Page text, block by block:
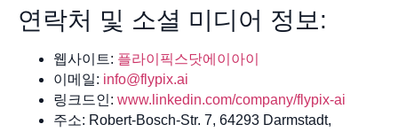
연락처 및 소셜 미디어 정보:
웹사이트: 플라이픽스닷에이아이
이메일: info@flypix.ai
링크드인: www.linkedin.com/company/flypix-ai
주소: Robert-Bosch-Str. 7, 64293 Darmstadt,